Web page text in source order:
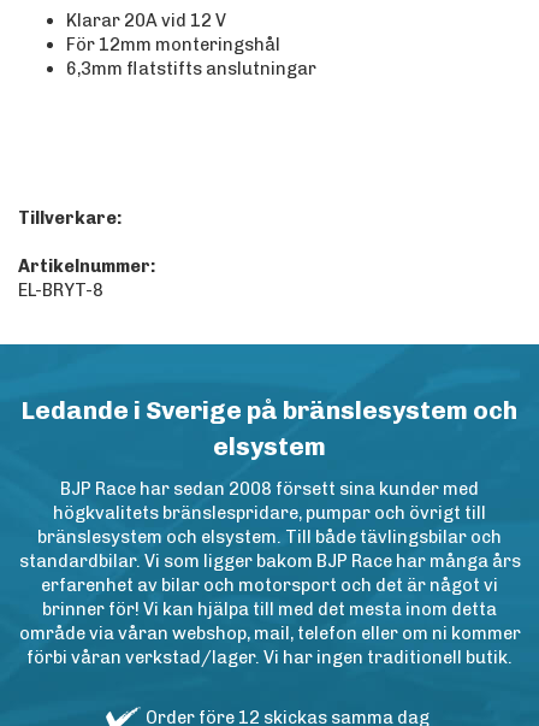
Klarar 20A vid 12 V
För 12mm monteringshål
6,3mm flatstifts anslutningar
Tillverkare:
Artikelnummer:
EL-BRYT-8
Ledande i Sverige på bränslesystem och
elsystem
BJP Race har sedan 2008 försett sina kunder med
högkvalitets bränslespridare, pumpar och övrigt till
bränslesystem och elsystem. Till både tävlingsbilar och
standardbilar. Vi som ligger bakom BJP Race har många års
erfarenhet av bilar och motorsport och det är något vi
brinner för! Vi kan hjälpa till med det mesta inom detta
område via våran webshop, mail, telefon eller om ni kommer
förbi våran verkstad/lager. Vi har ingen traditionell butik.
Order före 12 skickas samma dag